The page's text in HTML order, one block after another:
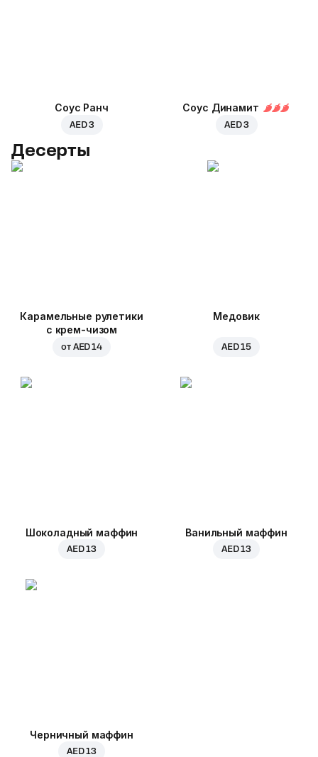
Соус Ранч
AED 3
Соус Динамит
AED 3
Десерты
Карамельные рулетики
с крем-чизом
от AED 14
Медовик
AED 15
Шоколадный маффин
AED 13
Ванильный маффин
AED 13
Черничный маффин
AED 13